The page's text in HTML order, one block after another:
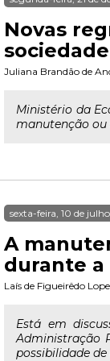
Novas
Juliana Brandão de
Ministério da
manutenção ou
sexta-feira, 10 de
A
durante a
Laís de Figueirêdo
Está em
Administração
possibilidade